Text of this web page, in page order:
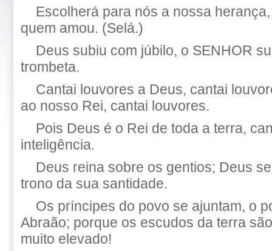
Escolherá para nós a nossa
quem amou. (Selá.)
Deus subiu com júbilo, o SENHOR
trombeta.
Cantai louvores a Deus, cantai
ao nosso Rei, cantai louvores.
Pois Deus é o Rei de toda a terra,
inteligência.
Deus reina sobre os gentios; Deus
trono da sua santidade.
Os príncipes do povo se ajuntam, o
Abraão; porque os escudos da terra
muito elevado!